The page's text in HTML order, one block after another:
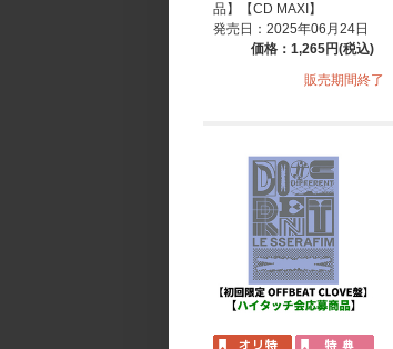
品】【CD MAXI】
発売日：2025年06月24日
価格：1,265円(税込)
販売期間終了